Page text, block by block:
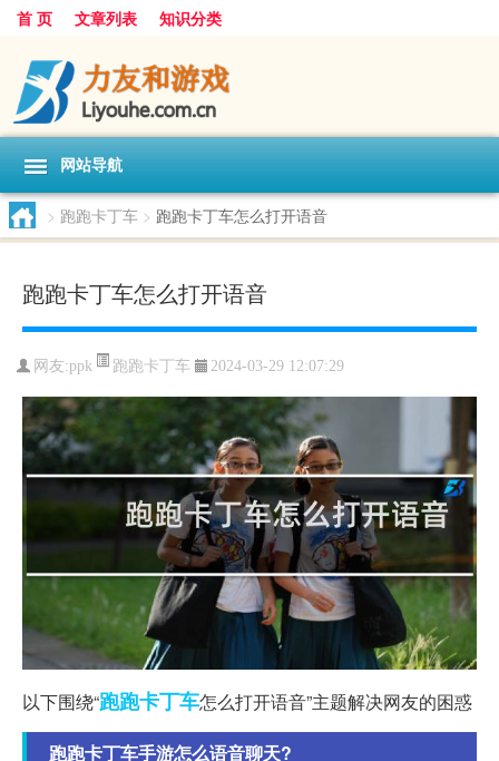
首 页 文章列表 知识分类
网站导航
> 跑跑卡丁车 > 跑跑卡丁车怎么打开语音
跑跑卡丁车怎么打开语音
网友:ppk 跑跑卡丁车 2024-03-29 12:07:29
以下围绕“跑跑卡丁车怎么打开语音”主题解决网友的困惑
跑跑卡丁车手游怎么语音聊天?